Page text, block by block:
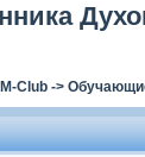
Club ->